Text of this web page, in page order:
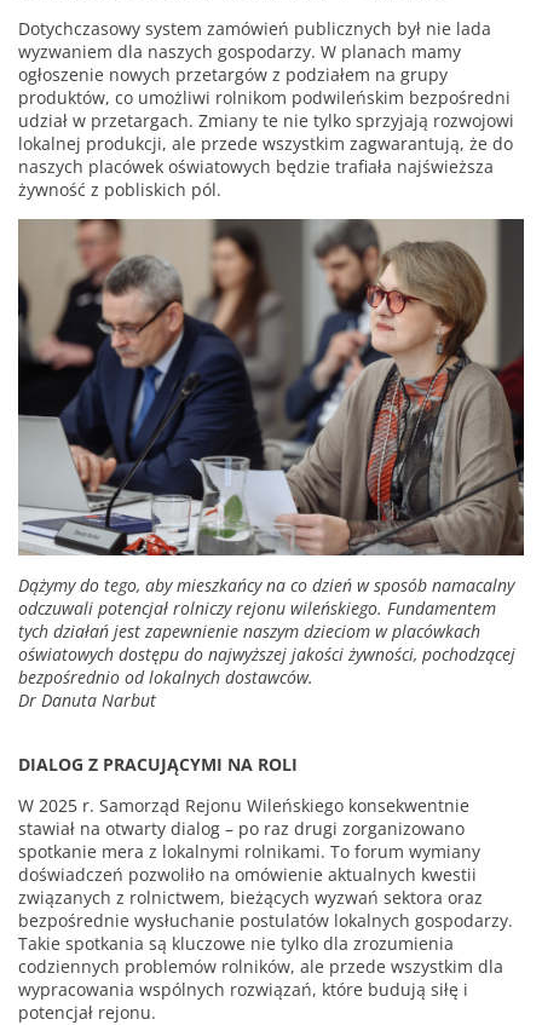
Dotychczasowy system zamówień publicznych był nie lada
wyzwaniem dla naszych gospodarzy. W planach mamy
ogłoszenie nowych przetargów z podziałem na grupy
produktów, co umożliwi rolnikom podwileńskim bezpośredni
udział w przetargach. Zmiany te nie tylko sprzyjają rozwojowi
lokalnej produkcji, ale przede wszystkim zagwarantują, że do
naszych placówek oświatowych będzie trafiała najświeższa
żywność z pobliskich pól.
Dążymy do tego, aby mieszkańcy na co dzień w sposób namacalny
odczuwali potencjał rolniczy rejonu wileńskiego. Fundamentem
tych działań jest zapewnienie naszym dzieciom w placówkach
oświatowych dostępu do najwyższej jakości żywności, pochodzącej
bezpośrednio od lokalnych dostawców.
Dr Danuta Narbut
DIALOG Z PRACUJĄCYMI NA ROLI
W 2025 r. Samorząd Rejonu Wileńskiego konsekwentnie
stawiał na otwarty dialog – po raz drugi zorganizowano
spotkanie mera z lokalnymi rolnikami. To forum wymiany
doświadczeń pozwoliło na omówienie aktualnych kwestii
związanych z rolnictwem, bieżących wyzwań sektora oraz
bezpośrednie wysłuchanie postulatów lokalnych gospodarzy.
Takie spotkania są kluczowe nie tylko dla zrozumienia
codziennych problemów rolników, ale przede wszystkim dla
wypracowania wspólnych rozwiązań, które budują siłę i
potencjał rejonu.